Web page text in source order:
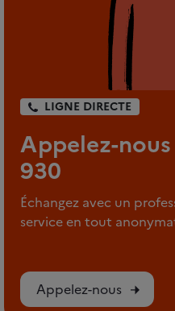
LIGNE DIRECTE
Appelez-
930
Échangez avec un
service en tout
Appelez-nous